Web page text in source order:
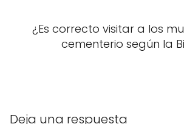
¿Es correcto visitar a los
cementerio según la
Deja una respuesta